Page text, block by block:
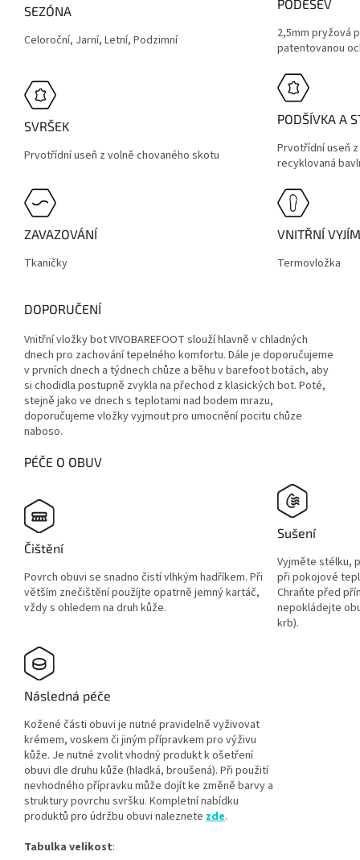
SEZÓNA
Celoroční, Jarní, Letní, Podzimní
PODEŠEV
2,5mm pryžová
patentovanou
SVRŠEK
Prvotřídní useň z volně chovaného skotu
PODŠÍVKA A
Prvotřídní useň
recyklovaná
ZAVAZOVÁNÍ
Tkaničky
VNITŘNÍ
Termovložka
DOPORUČENÍ
Vnitřní vložky bot VIVOBAREFOOT slouží hlavně v chladných
dnech pro zachování tepelného komfortu. Dále je doporučujeme
v prvních dnech a týdnech chůze a běhu v barefoot botách, aby
si chodidla postupně zvykla na přechod z klasických bot. Poté,
stejně jako ve dnech s teplotami nad bodem mrazu,
doporučujeme vložky vyjmout pro umocnění pocitu chůze
naboso.
PÉČE O OBUV
Čištění
Povrch obuvi se snadno čistí vlhkým hadříkem. Při
větším znečištění použíjte opatrně jemný kartáč,
vždy s ohledem na druh kůže.
Sušení
Vyjměte stélku,
při pokojové
Chraňte před
nepokládejte
krb).
Následná péče
Kožené části obuvi je nutné pravidelně vyživovat
krémem, voskem či jiným přípravkem pro výživu
kůže. Je nutné zvolit vhodný produkt k ošetření
obuvi dle druhu kůže (hladká, broušená). Při použití
nevhodného přípravku může dojít ke změně barvy a
struktury povrchu svršku. Kompletní nabídku
produktů pro údržbu obuvi naleznete zde.
Tabulka velikost: